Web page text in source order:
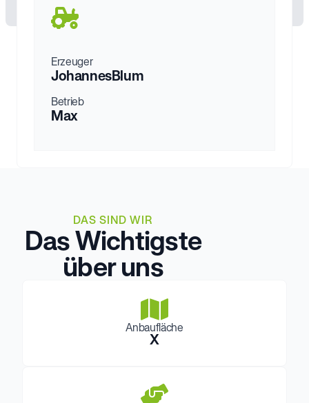
Erzeuger
JohannesBlum
Betrieb
Max
DAS SIND WIR
Das Wichtigste
über uns
Anbaufläche
X